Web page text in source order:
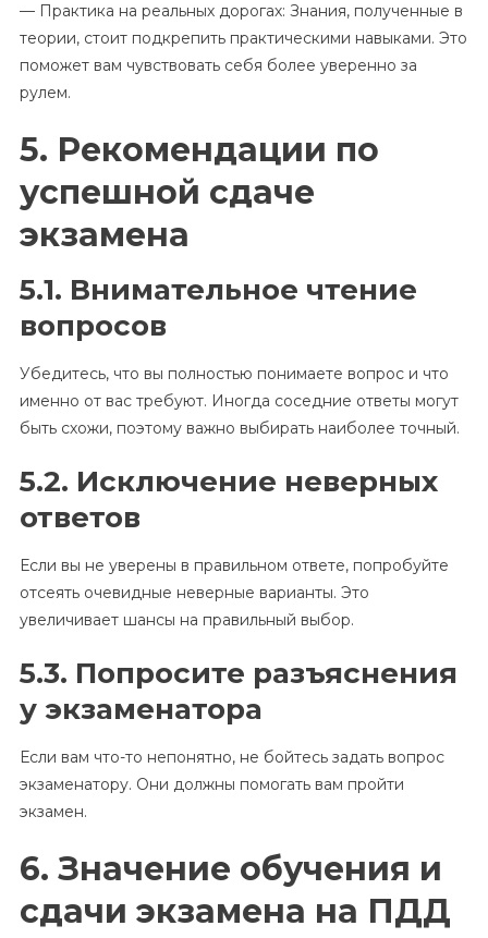
— Практика на реальных дорогах: Знания, полученные в
теории, стоит подкрепить практическими навыками. Это
поможет вам чувствовать себя более уверенно за
рулем.
5. Рекомендации по
успешной сдаче
экзамена
5.1. Внимательное чтение
вопросов
Убедитесь, что вы полностью понимаете вопрос и что
именно от вас требуют. Иногда соседние ответы могут
быть схожи, поэтому важно выбирать наиболее точный.
5.2. Исключение неверных
ответов
Если вы не уверены в правильном ответе, попробуйте
отсеять очевидные неверные варианты. Это
увеличивает шансы на правильный выбор.
5.3. Попросите разъяснения
у экзаменатора
Если вам что-то непонятно, не бойтесь задать вопрос
экзаменатору. Они должны помогать вам пройти
экзамен.
6. Значение обучения и
сдачи экзамена на ПДД